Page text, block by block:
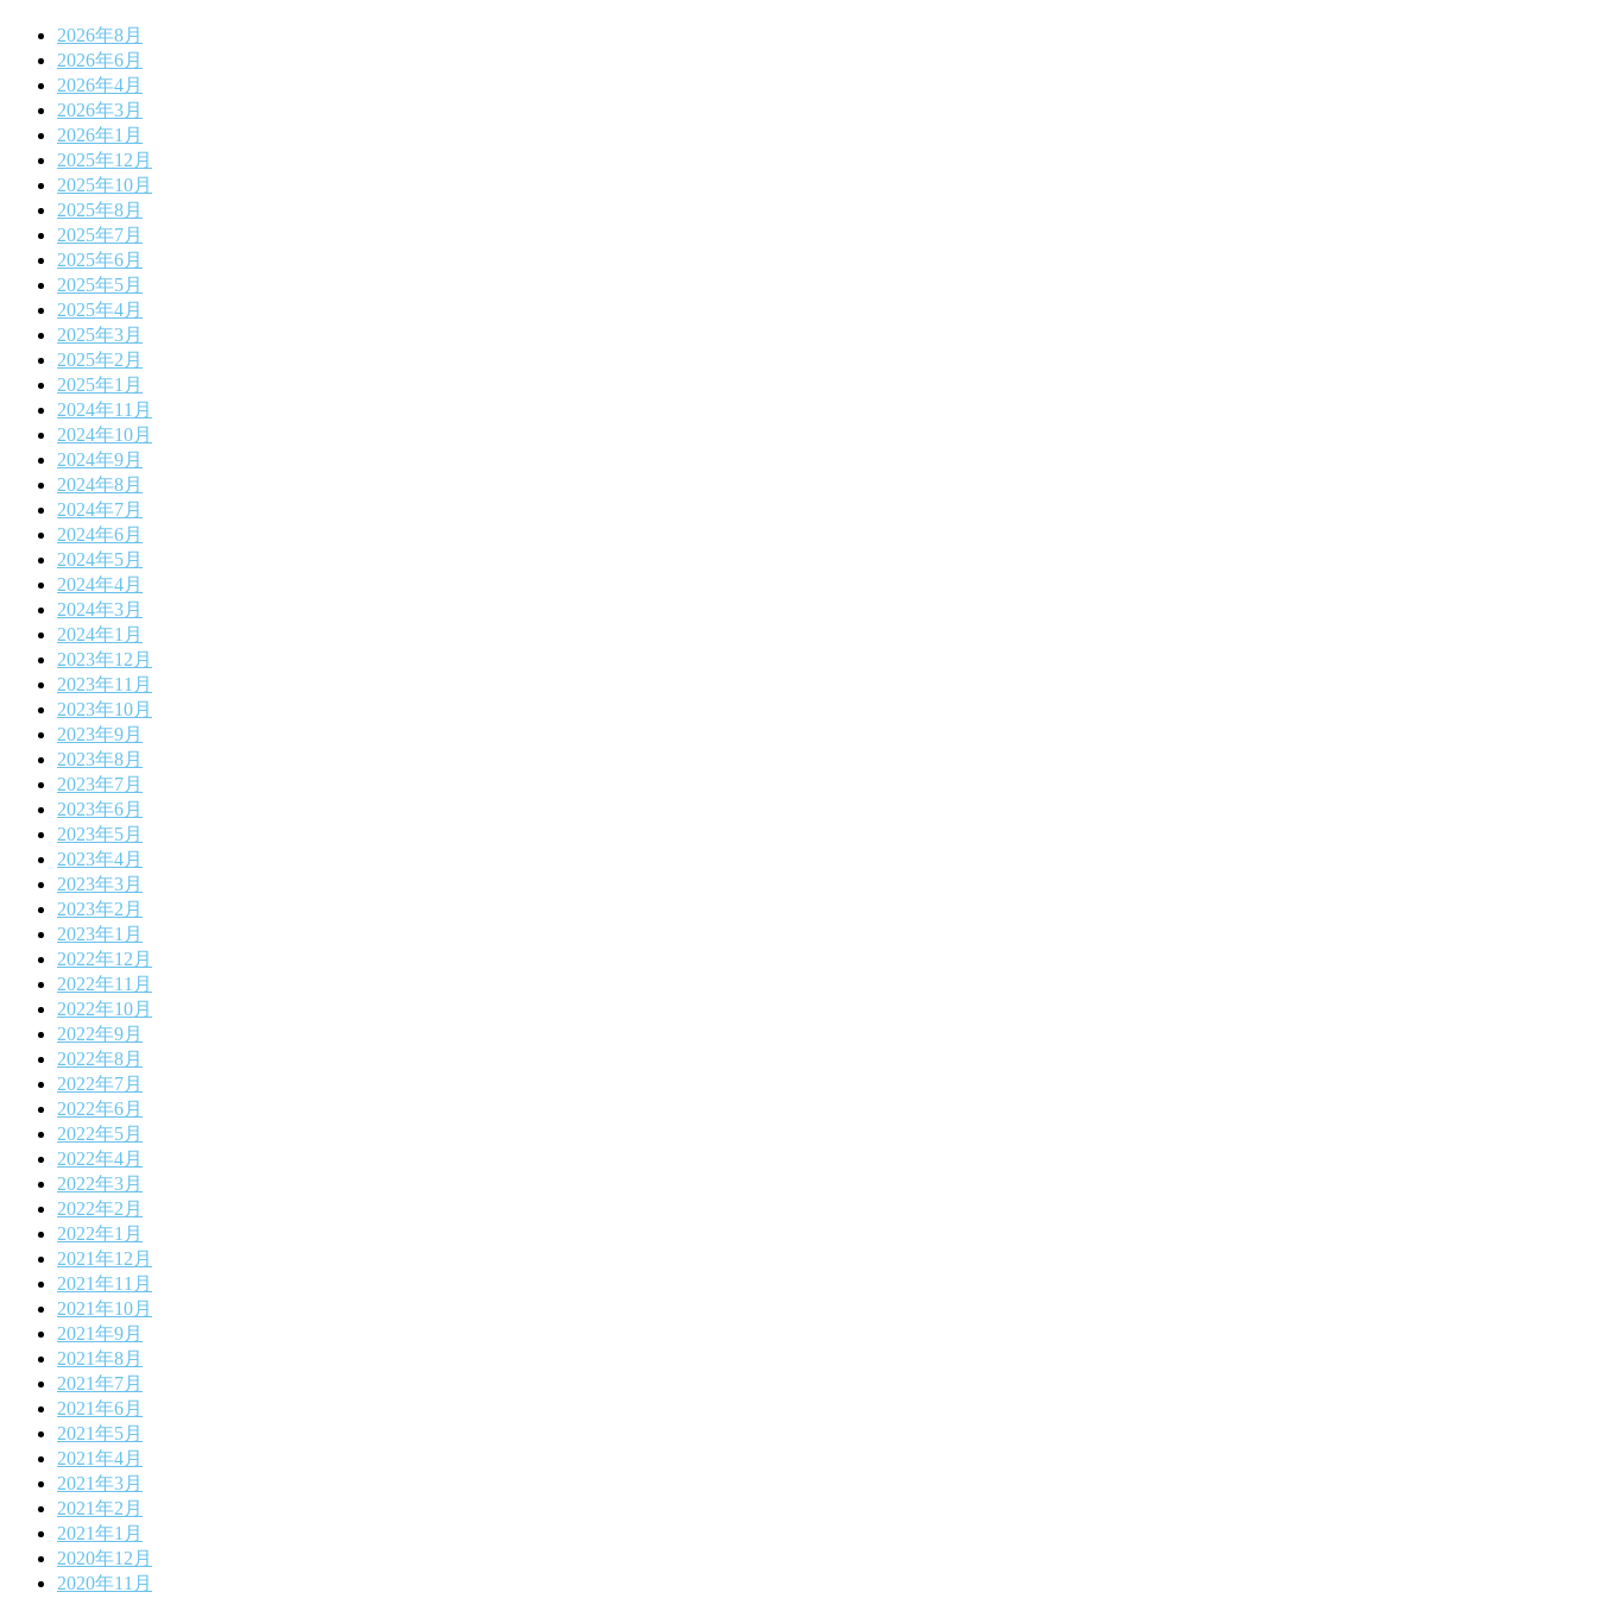
2026年8月
2026年6月
2026年4月
2026年3月
2026年1月
2025年12月
2025年10月
2025年8月
2025年7月
2025年6月
2025年5月
2025年4月
2025年3月
2025年2月
2025年1月
2024年11月
2024年10月
2024年9月
2024年8月
2024年7月
2024年6月
2024年5月
2024年4月
2024年3月
2024年1月
2023年12月
2023年11月
2023年10月
2023年9月
2023年8月
2023年7月
2023年6月
2023年5月
2023年4月
2023年3月
2023年2月
2023年1月
2022年12月
2022年11月
2022年10月
2022年9月
2022年8月
2022年7月
2022年6月
2022年5月
2022年4月
2022年3月
2022年2月
2022年1月
2021年12月
2021年11月
2021年10月
2021年9月
2021年8月
2021年7月
2021年6月
2021年5月
2021年4月
2021年3月
2021年2月
2021年1月
2020年12月
2020年11月